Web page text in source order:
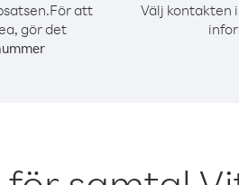
För att
gör det
Välj kontakten